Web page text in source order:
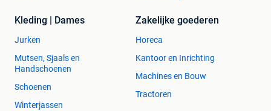
Kleding | Dames
Jurken
Mutsen, Sjaals en
Handschoenen
Schoenen
Winterjassen
Zakelijke goederen
Horeca
Kantoor en Inrichting
Machines en Bouw
Tractoren